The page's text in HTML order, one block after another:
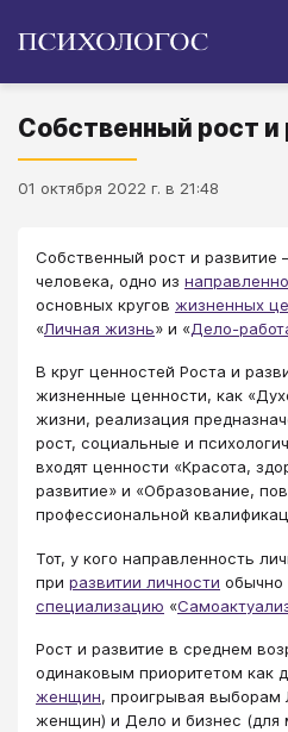
Собственный рост и
01 октября 2022 г. в 21:48
Собственный рост и
человека, одно из
основных кругов жизненных
«Личная жизнь» и «Дело-
В круг ценностей Роста и
жизненные ценности, как
жизни, реализация
рост, социальные и
входят ценности «Красота,
развитие» и «Образование,
профессиональной
Тот, у кого направленность
при развитии личности обычно
специализацию «
Рост и развитие в среднем
одинаковым приоритетом как
женщин, проигрывая выборам
женщин) и Дело и бизнес (для